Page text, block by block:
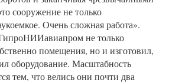
сооружение не только
Очень сложная работа».
не только
помещения, но и изготовил,
оборудование. Масштабность
тем, что велись они почти два